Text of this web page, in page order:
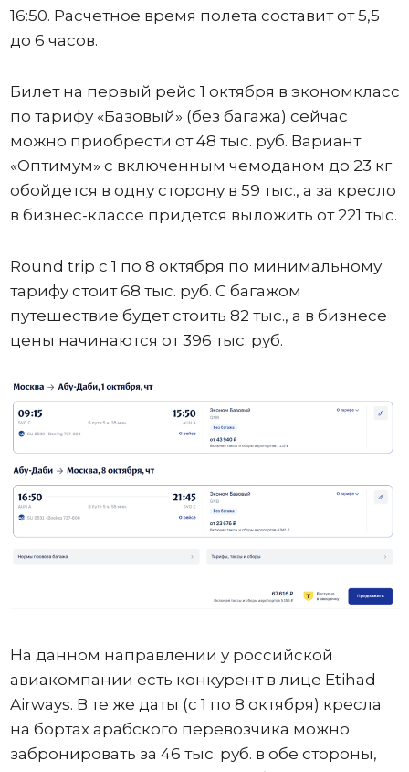
16:50. Расчетное время полета составит от 5,5
до 6 часов.
Билет на первый рейс 1 октября в экономкласс
по тарифу «Базовый» (без багажа) сейчас
можно приобрести от 48 тыс. руб. Вариант
«Оптимум» с включенным чемоданом до 23 кг
обойдется в одну сторону в 59 тыс., а за кресло
в бизнес-классе придется выложить от 221 тыс.
Round trip с 1 по 8 октября по минимальному
тарифу стоит 68 тыс. руб. С багажом
путешествие будет стоить 82 тыс., а в бизнесе
цены начинаются от 396 тыс. руб.
На данном направлении у российской
авиакомпании есть конкурент в лице Etihad
Airways. В те же даты (с 1 по 8 октября) кресла
на бортах арабского перевозчика можно
забронировать за 46 тыс. руб. в обе стороны,